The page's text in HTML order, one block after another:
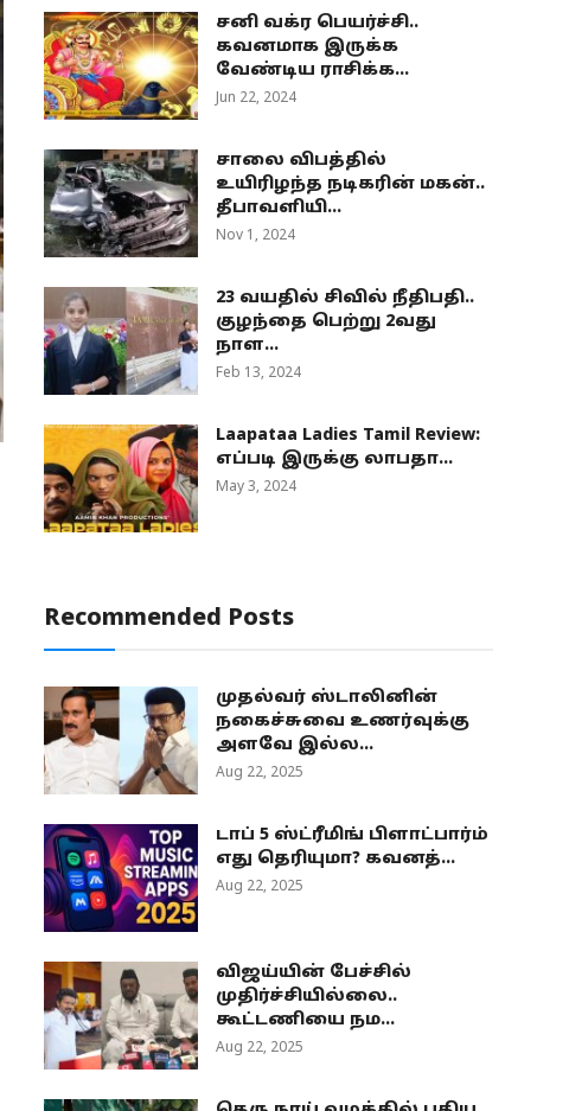
சனி வக்ர பெயர்ச்சி..
கவனமாக இருக்க
வேண்டிய ராசிக்க...
Jun 22, 2024
சாலை விபத்தில்
உயிரிழந்த நடிகரின் மகன்..
தீபாவளியி...
Nov 1, 2024
23 வயதில் சிவில் நீதிபதி..
குழந்தை பெற்று 2வது
நாள...
Feb 13, 2024
Laapataa Ladies Tamil Review:
எப்படி இருக்கு லாபதா...
May 3, 2024
Recommended Posts
முதல்வர் ஸ்டாலினின்
நகைச்சுவை உணர்வுக்கு
அளவே இல்ல...
Aug 22, 2025
டாப் 5 ஸ்ட்ரீமிங் பிளாட்பார்ம்
எது தெரியுமா? கவனத்...
Aug 22, 2025
விஜய்யின் பேச்சில்
முதிர்ச்சியில்லை..
கூட்டணியை நம...
Aug 22, 2025